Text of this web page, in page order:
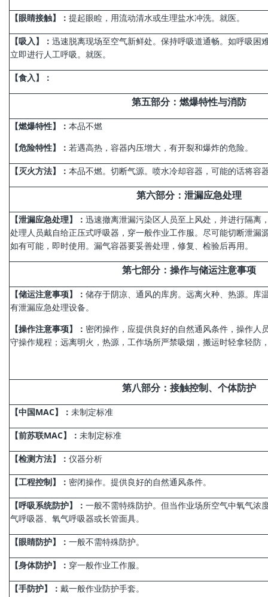
【眼睛接触】： 提起眼睑，用流动清水或生理盐水冲洗。就医。
【吸入】： 迅速脱离现场至空气新鲜处。保持呼吸道通畅。如呼吸困
立即进行人工呼吸。就医。
【食入】：
第五部分：燃爆特性与消防
【燃爆特性】 ： 本品不燃
【危险特性】： 若遇高热，容器内压增大，有开裂和爆炸的危险。
【灭火方法】： 本品不燃。切断气源。喷水冷却容器，可能的话将容
第六部分：泄漏应急处理
【泄漏应急处理】： 迅速撤离泄漏污染区人员至上风处，并进行隔离
处理人员戴自给正压式呼吸器，穿一般作业工作服。尽可能切断泄漏
如有可能，即时使用。漏气容器要妥善处理，修复、检验后再用。
第七部分： 操作与储运注意事项
【储运注意事项】： 储存于阴凉、通风的库房。远离火种、热源。
有泄漏应急处理设备。
【操作注意事项】 ： 密闭操作，应提供良好的自然通风条件，操作人
守操作规程；远离明火，热源，工作场所严禁吸烟，搬运时轻拿轻防
第八部分： 接触控制、个体防护
【中国MAC】： 未制定标准
【前苏联MAC】： 未制定标准
【检测方法】： 仪器分析
【工程控制】： 密闭操作。提供良好的自然通风条件。
【呼吸系统防护】： 一般不需特殊防护。但当作业场所空气中氧气浓
气呼吸器、氧气呼吸器或长管面具。
【眼睛防护】： 一般不需特殊防护。
【身体防护】： 穿一般作业工作服。
【手防护】： 戴一般作业防护手套。